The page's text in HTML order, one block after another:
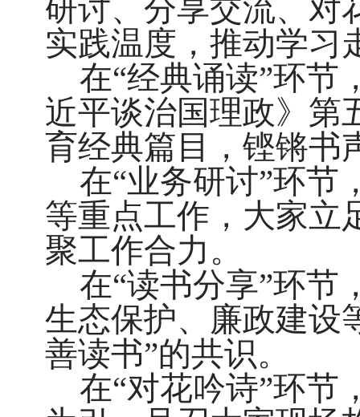
研讨、分享交流、对
实践温度，推动学习
在“经典诵读”环节
近平谈治国理政》第
育经典篇目，铿锵书
在“业务研讨”环节
等重点工作，大家立
聚工作合力。
在“读书分享”环节
生态保护、廉政建设
善读书”的共识。
在“对花吟诗”环节